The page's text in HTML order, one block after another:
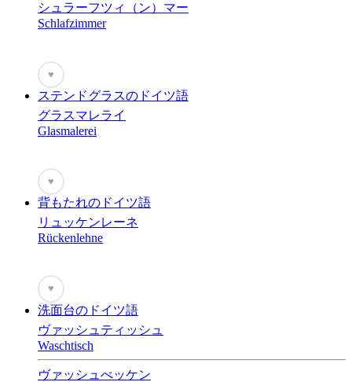
シュラーフツィ（ン）マー
Schlafzimmer
♥
ステンドグラスのドイツ語
グラスマレライ
Glasmalerei
♥
背もたれのドイツ語
リュッケンレーネ
Rückenlehne
♥
洗面台のドイツ語
ヴァッシュティッシュ
Waschtisch
ヴァッシュべッケン